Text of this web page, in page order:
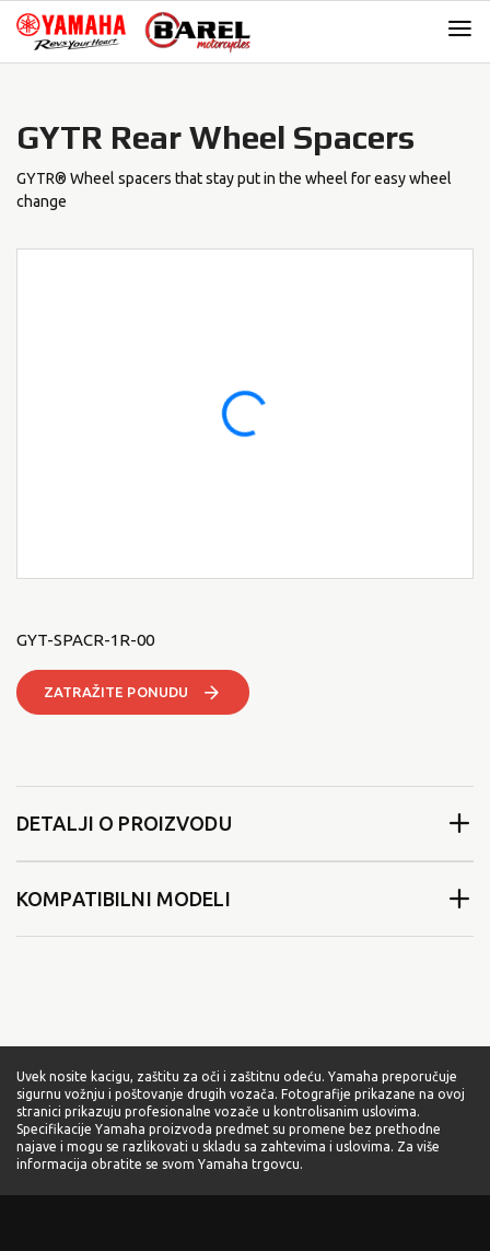
Skip
navigation
Skip
content
GYTR Rear Wheel Spacers
GYTR® Wheel spacers that stay put in the wheel for easy wheel
change
GYT-SPACR-1R-00
ZATRAŽITE PONUDU
DETALJI O PROIZVODU
KOMPATIBILNI MODELI
Uvek nosite kacigu, zaštitu za oči i zaštitnu odeću. Yamaha preporučuje
sigurnu vožnju i poštovanje drugih vozača. Fotografije prikazane na ovoj
stranici prikazuju profesionalne vozače u kontrolisanim uslovima.
Specifikacije Yamaha proizvoda predmet su promene bez prethodne
najave i mogu se razlikovati u skladu sa zahtevima i uslovima. Za više
informacija obratite se svom Yamaha trgovcu.